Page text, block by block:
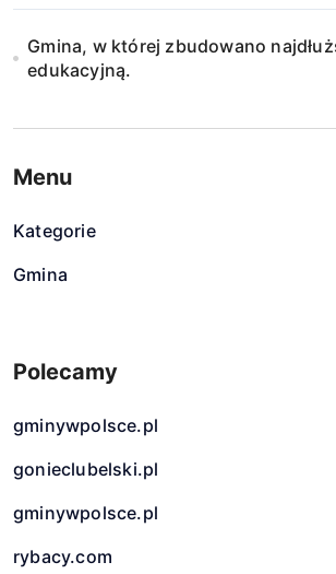
Gmina, w której zbudowano
edukacyjną.
Menu
Kategorie
Gmina
Polecamy
gminywpolsce.pl
gonieclubelski.pl
gminywpolsce.pl
rybacy.com